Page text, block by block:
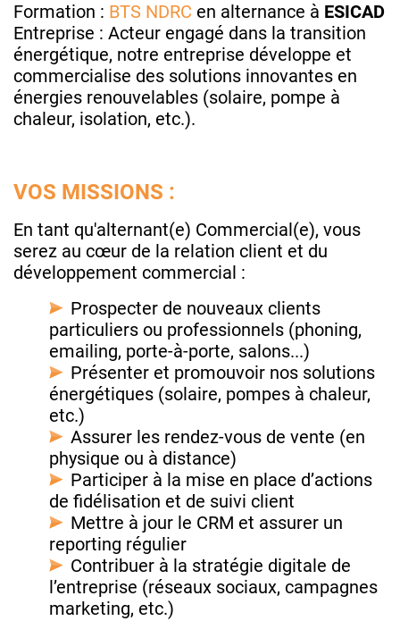
Formation : BTS NDRC en alternance à ESICAD
Entreprise : Acteur engagé dans la transition
énergétique, notre entreprise développe et
commercialise des solutions innovantes en
énergies renouvelables (solaire, pompe à
chaleur, isolation, etc.).
VOS MISSIONS :
En tant qu'alternant(e) Commercial(e), vous
serez au cœur de la relation client et du
développement commercial :
Prospecter de nouveaux clients
particuliers ou professionnels (phoning,
emailing, porte-à-porte, salons...)
Présenter et promouvoir nos solutions
énergétiques (solaire, pompes à chaleur,
etc.)
Assurer les rendez-vous de vente (en
physique ou à distance)
Participer à la mise en place d’actions
de fidélisation et de suivi client
Mettre à jour le CRM et assurer un
reporting régulier
Contribuer à la stratégie digitale de
l’entreprise (réseaux sociaux, campagnes
marketing, etc.)